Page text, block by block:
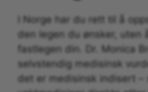
I Norge har du rett til å
den legen du ønsker, uten
fastlegen din. Dr. Monica
selvstendig medisinsk
det er medisinsk indisert –